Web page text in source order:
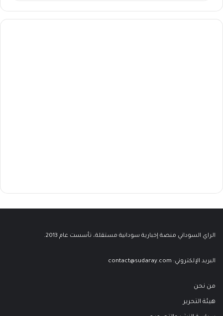
الراي السوداني منصة إخبارية سودانية مستقلة، تأسست عام 2013.
البريد الإلكتروني: contact@sudaray.com
من نحن
هيئة التحرير